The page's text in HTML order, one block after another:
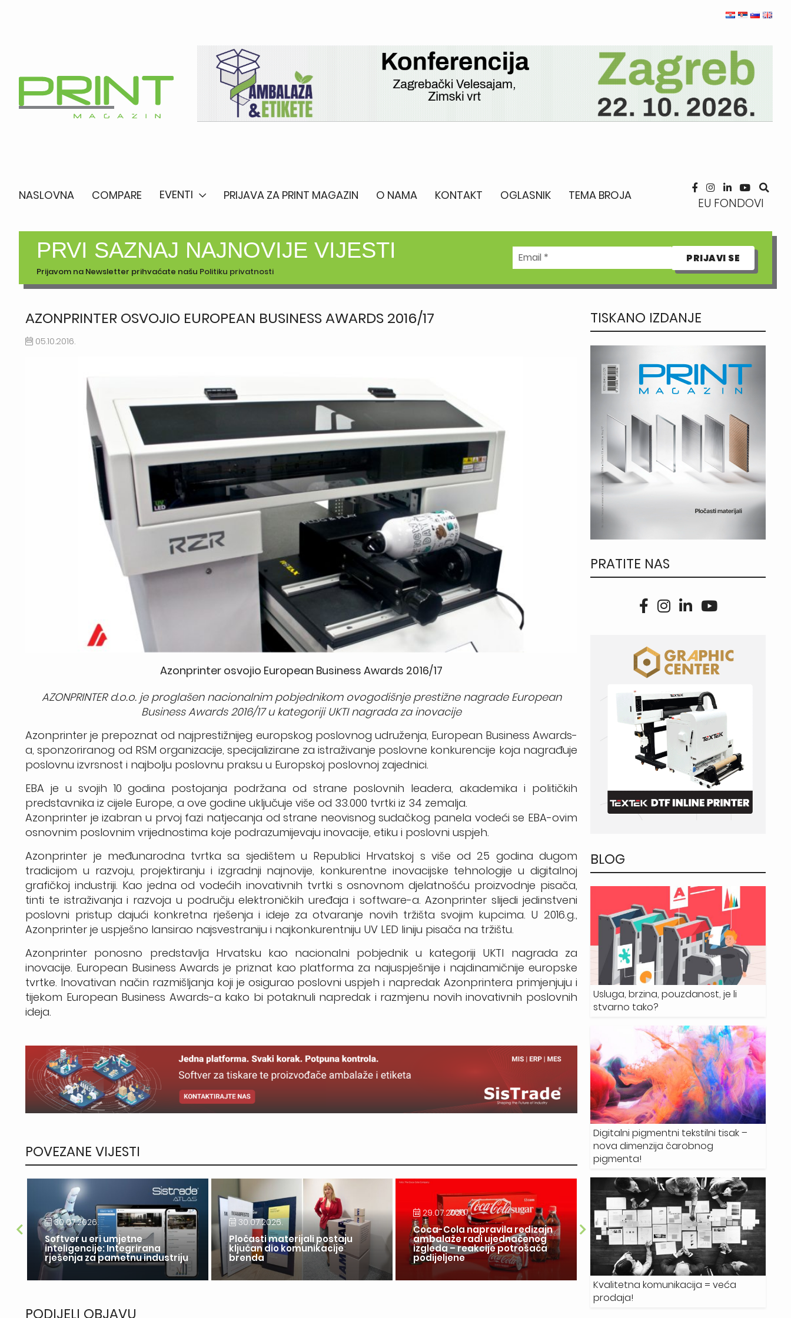
NASLOVNA COMPARE EVENTI PRIJAVA ZA PRINT MAGAZIN O NAMA KONTAKT OGLASNIK TEMA BROJA
EU FONDOVI
PRVI SAZNAJ NAJNOVIJE VIJESTI
Prijavom na Newsletter prihvaćate našu Politiku privatnosti
AZONPRINTER OSVOJIO EUROPEAN BUSINESS AWARDS 2016/17
05.10.2016.
Azonprinter osvojio European Business Awards 2016/17
AZONPRINTER d.o.o. je proglašen nacionalnim pobjednikom ovogodišnje prestižne nagrade European
Business Awards 2016/17 u kategoriji UKTI nagrada za inovacije
Azonprinter je prepoznat od najprestižnijeg europskog poslovnog udruženja, European Business Awards-
a, sponzoriranog od RSM organizacije, specijalizirane za istraživanje poslovne konkurencije koja nagrađuje
poslovnu izvrsnost i najbolju poslovnu praksu u Europskoj poslovnoj zajednici.
EBA je u svojih 10 godina postojanja podržana od strane poslovnih leadera, akademika i političkih
predstavnika iz cijele Europe, a ove godine uključuje više od 33.000 tvrtki iz 34 zemalja.
Azonprinter je izabran u prvoj fazi natjecanja od strane neovisnog sudačkog panela vodeći se EBA-ovim
osnovnim poslovnim vrijednostima koje podrazumijevaju inovacije, etiku i poslovni uspjeh.
Azonprinter je međunarodna tvrtka sa sjedištem u Republici Hrvatskoj s više od 25 godina dugom
tradicijom u razvoju, projektiranju i izgradnji najnovije, konkurentne inovacijske tehnologije u digitalnoj
grafičkoj industriji. Kao jedna od vodećih inovativnih tvrtki s osnovnom djelatnošću proizvodnje pisača,
tinti te istraživanja i razvoja u području elektroničkih uređaja i software-a. Azonprinter slijedi jedinstveni
poslovni pristup dajući konkretna rješenja i ideje za otvaranje novih tržišta svojim kupcima. U 2016.g.,
Azonprinter je uspješno lansirao najsvestraniju i najkonkurentniju UV LED liniju pisača na tržištu.
Azonprinter ponosno predstavlja Hrvatsku kao nacionalni pobjednik u kategoriji UKTI nagrada za
inovacije. European Business Awards je priznat kao platforma za najuspješnije i najdinamičnije europske
tvrtke. Inovativan način razmišljanja koji je osigurao poslovni uspjeh i napredak Azonprintera primjenjuju i
tijekom European Business Awards-a kako bi potaknuli napredak i razmjenu novih inovativnih poslovnih
ideja.
POVEZANE VIJESTI
30.07.2026.
Softver u eri umjetne
inteligencije: Integrirana
rješenja za pametnu industriju
30.07.2026.
Pločasti materijali postaju
ključan dio komunikacije
brenda
29.07.2026.
Coca-Cola napravila redizajn
ambalaže radi ujednačenog
izgleda – reakcije potrošača
podijeljene
28.07.2026.
Delta Design: Tehnologija je
ubrzala proces, ali znanje o
materijalima najveći je adut
PODIJELI OBJAVU
TISKANO IZDANJE
PRATITE NAS
BLOG
Usluga, brzina, pouzdanost, je li
stvarno tako?
Digitalni pigmentni tekstilni tisak –
nova dimenzija čarobnog
pigmenta!
Kvalitetna komunikacija = veća
prodaja!